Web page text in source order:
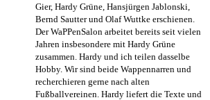
Gier, Hardy Grüne, Hansjürgen Jablonski,
Bernd Sautter und Olaf Wuttke erschienen.
Der WaPPenSalon arbeitet bereits seit vielen
Jahren insbesondere mit Hardy Grüne
zusammen. Hardy und ich teilen dasselbe
Hobby. Wir sind beide Wappennarren und
recherchieren gerne nach alten
Fußballvereinen. Hardy liefert die Texte und